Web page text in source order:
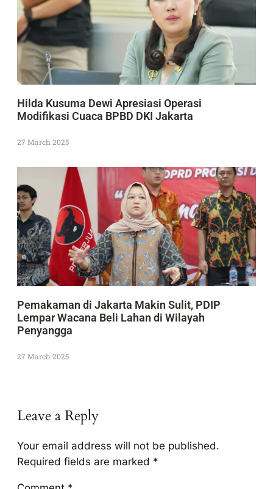
Hilda Kusuma Dewi Apresiasi Operasi
Modifikasi Cuaca BPBD DKI Jakarta
27 March 2025
Pemakaman di Jakarta Makin Sulit, PDIP
Lempar Wacana Beli Lahan di Wilayah
Penyangga
27 March 2025
Leave a Reply
Your email address will not be published.
Required fields are marked *